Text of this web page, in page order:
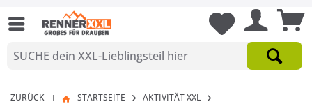
ZURÜCK | STARTSEITE AKTIVITÄT XXL